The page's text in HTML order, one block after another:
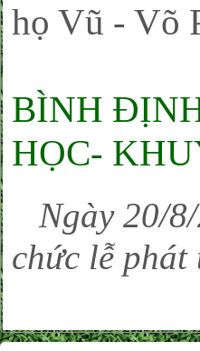
họ Vũ - Võ
BÌNH
HỌC-
Ngày 20/
chức lễ phát